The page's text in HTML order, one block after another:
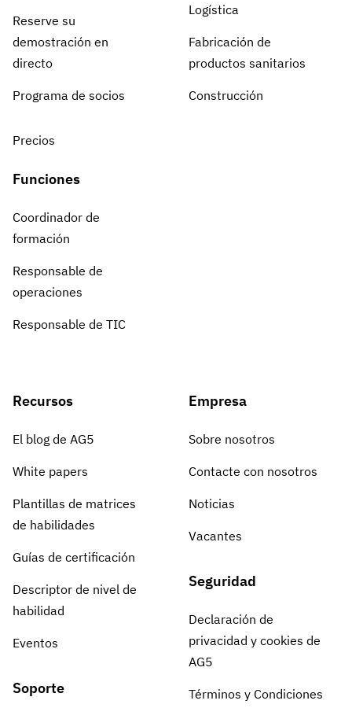
Reserve su
demostración en
directo
Programa de socios
Precios
Funciones
Coordinador de
formación
Responsable de
operaciones
Responsable de TIC
Logística
Fabricación de
productos sanitarios
Construcción
Recursos
El blog de AG5
White papers
Plantillas de matrices
de habilidades
Guías de certificación
Descriptor de nivel de
habilidad
Eventos
Soporte
Empresa
Sobre nosotros
Contacte con nosotros
Noticias
Vacantes
Seguridad
Declaración de
privacidad y cookies de
AG5
Términos y Condiciones